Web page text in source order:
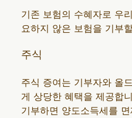
기존 보험의 수혜자로 우
요하지 않은 보험을 기부
주식
주식 증여는 기부자와 올
게 상당한 혜택을 제공합
기부하면 양도소득세를